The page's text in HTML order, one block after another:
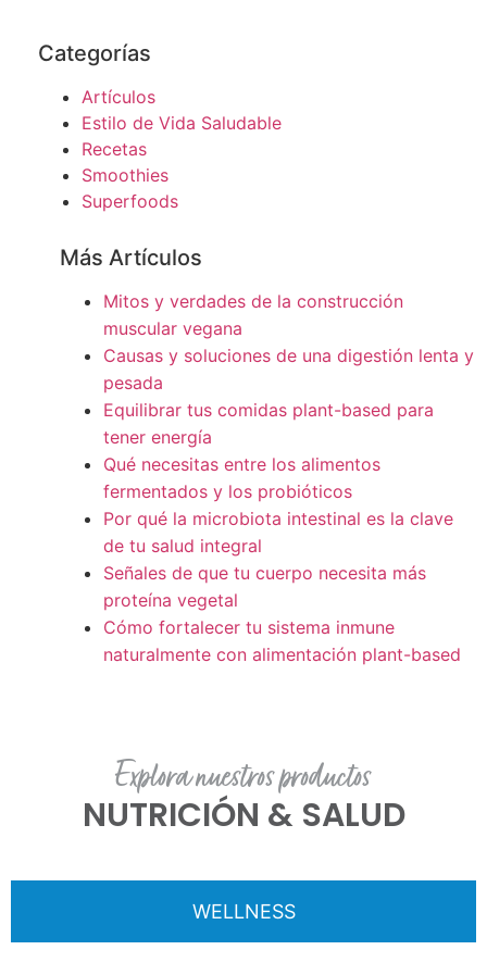
Categorías
Artículos
Estilo de Vida Saludable
Recetas
Smoothies
Superfoods
Más Artículos
Mitos y verdades de la construcción
muscular vegana
Causas y soluciones de una digestión lenta y
pesada
Equilibrar tus comidas plant-based para
tener energía
Qué necesitas entre los alimentos
fermentados y los probióticos
Por qué la microbiota intestinal es la clave
de tu salud integral
Señales de que tu cuerpo necesita más
proteína vegetal
Cómo fortalecer tu sistema inmune
naturalmente con alimentación plant-based
Explora nuestros productos
NUTRICIÓN & SALUD
WELLNESS